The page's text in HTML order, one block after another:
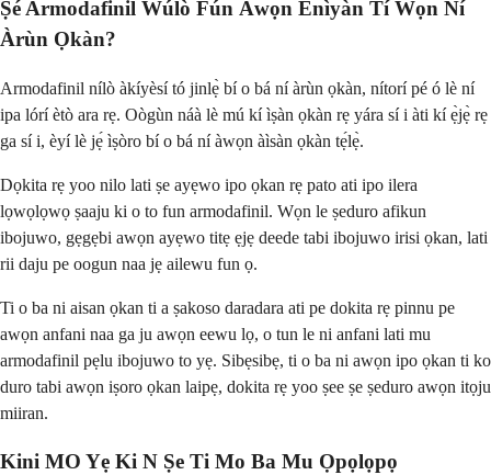
Ṣé Armodafinil Wúlò Fún Àwọn Ènìyàn Tí Wọ́n Ní
Àrùn Ọkàn?
Armodafinil nílò àkíyèsí tó jinlẹ̀ bí o bá ní àrùn ọkàn, nítorí pé ó lè ní
ipa lórí ètò ara rẹ. Oògùn náà lè mú kí ìṣàn ọkàn rẹ yára sí i àti kí ẹ̀jẹ̀ rẹ
ga sí i, èyí lè jẹ́ ìṣòro bí o bá ní àwọn àìsàn ọkàn tẹ́lẹ̀.
Dọkita rẹ yoo nilo lati ṣe ayẹwo ipo ọkan rẹ pato ati ipo ilera
lọwọlọwọ ṣaaju ki o to fun armodafinil. Wọn le ṣeduro afikun
ibojuwo, gẹgẹbi awọn ayẹwo titẹ ẹjẹ deede tabi ibojuwo irisi ọkan, lati
rii daju pe oogun naa jẹ ailewu fun ọ.
Ti o ba ni aisan ọkan ti a ṣakoso daradara ati pe dokita rẹ pinnu pe
awọn anfani naa ga ju awọn eewu lọ, o tun le ni anfani lati mu
armodafinil pẹlu ibojuwo to yẹ. Sibẹsibẹ, ti o ba ni awọn ipo ọkan ti ko
duro tabi awọn iṣoro ọkan laipẹ, dokita rẹ yoo ṣee ṣe ṣeduro awọn itọju
miiran.
Kini MO Yẹ Ki N Ṣe Ti Mo Ba Mu Ọpọlọpọ